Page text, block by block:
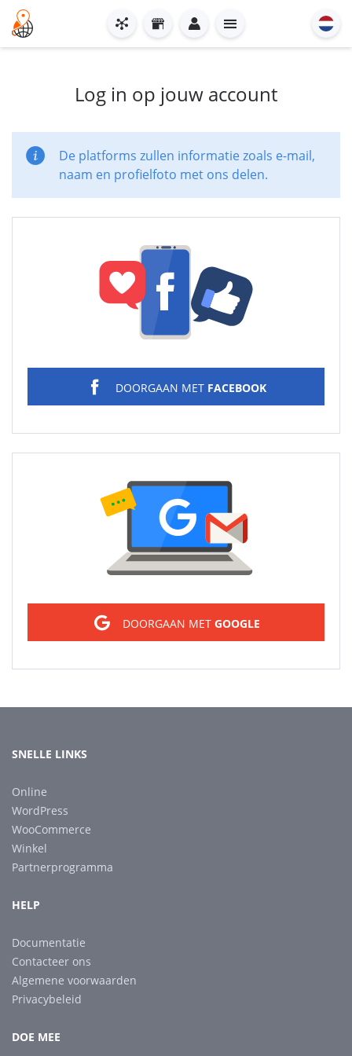
Log in op jouw account
De platforms zullen informatie zoals e-mail,
naam en profielfoto met ons delen.
DOORGAAN MET FACEBOOK
DOORGAAN MET GOOGLE
SNELLE LINKS
Online
WordPress
WooCommerce
Winkel
Partnerprogramma
HELP
Documentatie
Contacteer ons
Algemene voorwaarden
Privacybeleid
DOE MEE